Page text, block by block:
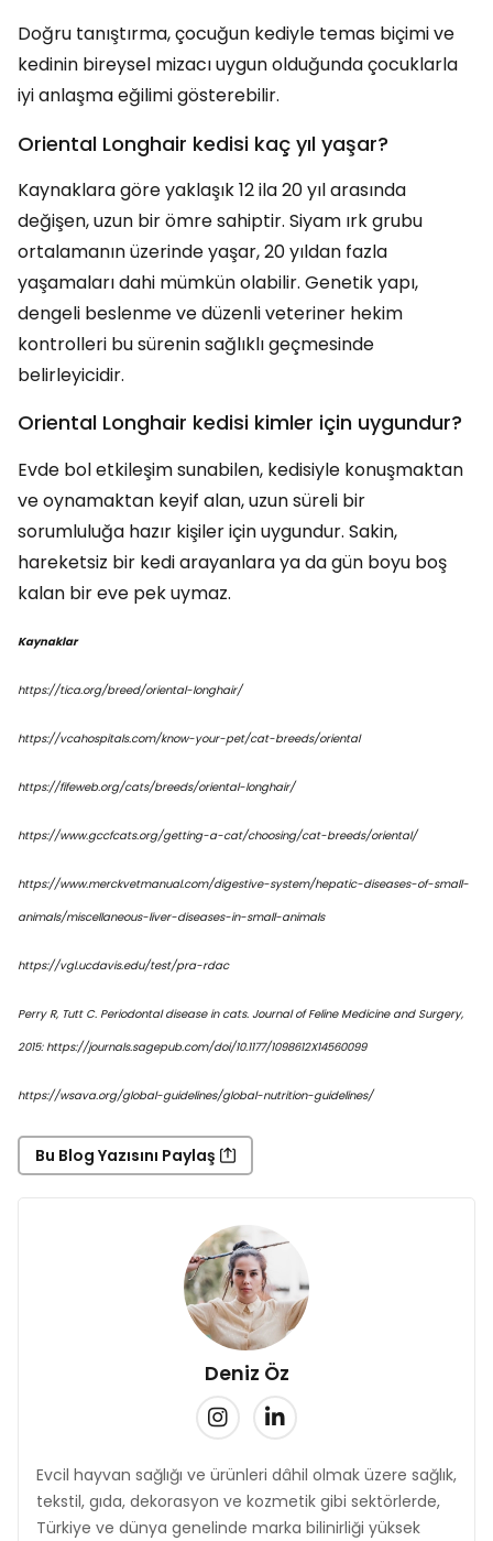
Doğru tanıştırma, çocuğun kediyle temas biçimi ve
kedinin bireysel mizacı uygun olduğunda çocuklarla
iyi anlaşma eğilimi gösterebilir.
Oriental Longhair kedisi kaç yıl yaşar?
Kaynaklara göre yaklaşık 12 ila 20 yıl arasında
değişen, uzun bir ömre sahiptir. Siyam ırk grubu
ortalamanın üzerinde yaşar, 20 yıldan fazla
yaşamaları dahi mümkün olabilir. Genetik yapı,
dengeli beslenme ve düzenli veteriner hekim
kontrolleri bu sürenin sağlıklı geçmesinde
belirleyicidir.
Oriental Longhair kedisi kimler için uygundur?
Evde bol etkileşim sunabilen, kedisiyle konuşmaktan
ve oynamaktan keyif alan, uzun süreli bir
sorumluluğa hazır kişiler için uygundur. Sakin,
hareketsiz bir kedi arayanlara ya da gün boyu boş
kalan bir eve pek uymaz.
Kaynaklar
https://tica.org/breed/oriental-longhair/
https://vcahospitals.com/know-your-pet/cat-breeds/oriental
https://fifeweb.org/cats/breeds/oriental-longhair/
https://www.gccfcats.org/getting-a-cat/choosing/cat-breeds/oriental/
https://www.merckvetmanual.com/digestive-system/hepatic-diseases-of-small-
animals/miscellaneous-liver-diseases-in-small-animals
https://vgl.ucdavis.edu/test/pra-rdac
Perry R, Tutt C. Periodontal disease in cats. Journal of Feline Medicine and Surgery,
2015: https://journals.sagepub.com/doi/10.1177/1098612X14560099
https://wsava.org/global-guidelines/global-nutrition-guidelines/
Bu Blog Yazısını Paylaş
Deniz Öz
Evcil hayvan sağlığı ve ürünleri dâhil olmak üzere sağlık,
tekstil, gıda, dekorasyon ve kozmetik gibi sektörlerde,
Türkiye ve dünya genelinde marka bilinirliği yüksek